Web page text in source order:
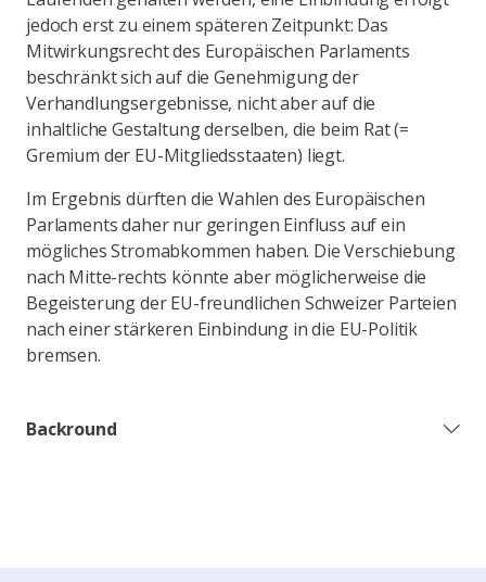
jedoch erst zu einem späteren Zeitpunkt: Das
Mitwirkungsrecht des Europäischen Parlaments
beschränkt sich auf die Genehmigung der
Verhandlungsergebnisse, nicht aber auf die
inhaltliche Gestaltung derselben, die beim Rat (=
Gremium der EU-Mitgliedsstaaten) liegt.
Im Ergebnis dürften die Wahlen des Europäischen
Parlaments daher nur geringen Einfluss auf ein
mögliches Stromabkommen haben. Die Verschiebung
nach Mitte-rechts könnte aber möglicherweise die
Begeisterung der EU-freundlichen Schweizer Parteien
nach einer stärkeren Einbindung in die EU-Politik
bremsen.
Backround